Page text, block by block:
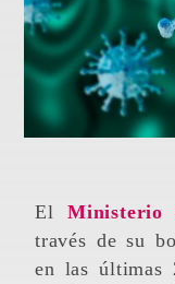
El
través de su
en las últimas